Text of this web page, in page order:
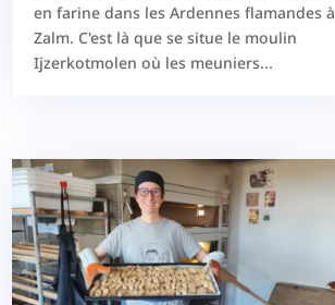
en farine dans les Ardennes flamandes à
Zalm. C'est là que se situe le moulin
Ijzerkotmolen où les meuniers...